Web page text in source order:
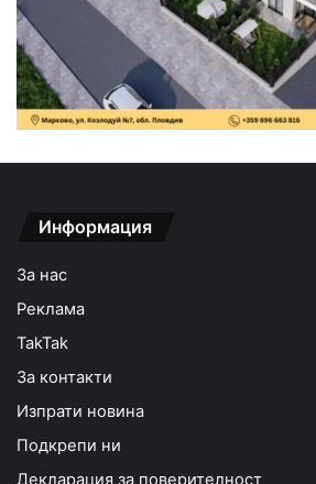
Информация
За нас
Реклама
TakTak
За контакти
Изпрати новина
Подкрепи ни
Декларация за поверителност